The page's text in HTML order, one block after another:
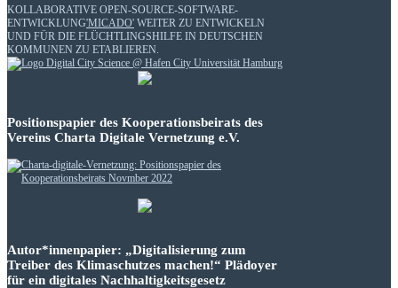
KOLLABORATIVE OPEN-SOURCE-SOFTWARE-
ENTWICKLUNG'MICADO' WEITER ZU ENTWICKELN
UND FÜR DIE FLÜCHTLINGSHILFE IN DEUTSCHEN
KOMMUNEN ZU ETABLIEREN.
Positionspapier des Kooperationsbeirats des
Vereins Charta Digitale Vernetzung e.V.
Autor*innenpapier: „Digitalisierung zum
Treiber des Klimaschutzes machen!“ Plädoyer
für ein digitales Nachhaltigkeitsgesetz